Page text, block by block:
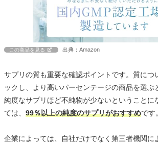
この商品を見る 出典：Amazon
サプリの質も重要な確認ポイントです。質につ
ックし、より高いパーセンテージの商品を選ぶ
純度なサプリほど不純物が少ないということに
ては、 99％以上の純度のサプリがおすすめです。
企業によっては、自社だけでなく第三者機関に